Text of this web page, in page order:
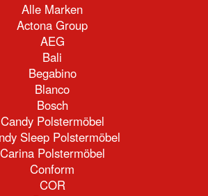
Alle Marken
Actona Group
AEG
Bali
Begabino
Blanco
Bosch
Candy Polstermöbel
Sleep Polstermöbel
Carina Polstermöbel
Conform
COR